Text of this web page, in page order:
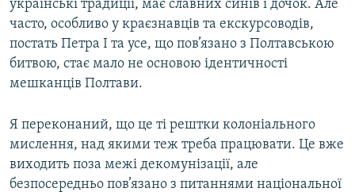
українські традиції, має славних синів і дочок. Але
часто, особливо у краєзнавців та екскурсоводів,
постать Петра І та усе, що пов’язано з Полтавською
битвою, стає мало не основою ідентичності
мешканців Полтави.
Я переконаний, що це ті рештки колоніального
мислення, над якими теж треба працювати. Це вже
виходить поза межі декомунізації, але
безпосередньо пов’язано з питаннями національної